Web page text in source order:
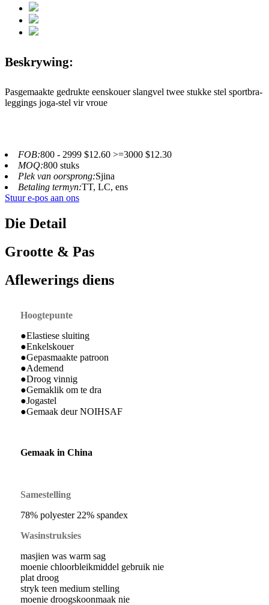
Beskrywing:
Pasgemaakte gedrukte eenskouer slangvel twee stukke stel sportbra-
leggings joga-stel vir vroue
FOB:800 - 2999 $12.60 >=3000 $12.30
MOQ:800 stuks
Plek van oorsprong:Sjina
Betaling termyn:TT, LC, ens
Stuur e-pos aan ons
Die Detail
Grootte & Pas
Aflewerings diens
Hoogtepunte
●Elastiese sluiting
●Enkelskouer
●Gepasmaakte patroon
●Ademend
●Droog vinnig
●Gemaklik om te dra
●Jogastel
●Gemaak deur NOIHSAF
Gemaak in China
Samestelling
78% polyester 22% spandex
Wasinstruksies
masjien was warm sag
moenie chloorbleikmiddel gebruik nie
plat droog
stryk teen medium stelling
moenie droogskoonmaak nie